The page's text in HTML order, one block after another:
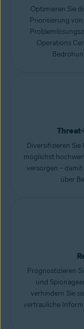
Optimieren Sie
Priorisierung
Operations
Diversifizieren
möglichst
versorgen –
über
Prognostizieren
und
verhindern Sie
vertrauliche